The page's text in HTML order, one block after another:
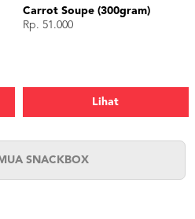
Carrot Soupe (300gram)
Rp. 51.000
Lihat
SNACKBOX